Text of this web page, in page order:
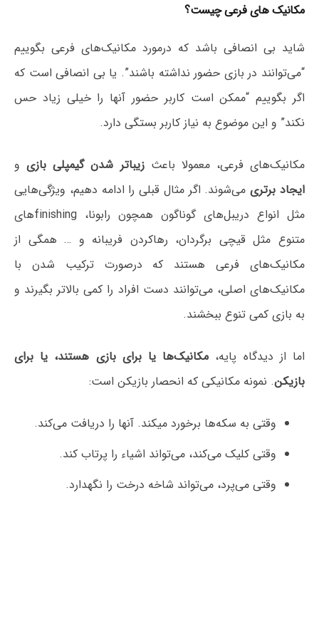
مکانیک های فرعی چیست؟
شاید بی انصافی باشد که درمورد مکانیک‌های فرعی بگوییم
“می‌توانند در بازی حضور نداشته باشند”. یا بی انصافی است که
اگر بگوییم “ممکن است کاربر حضور آنها را خیلی زیاد حس
نکند” و این موضوع به نیاز کاربر بستگی دارد.
مکانیک‌های فرعی، معمولا باعثزیباتر شدن گیمپلی بازیو
ایجاد برتریمی‌شوند. اگر مثال قبلی را ادامه دهیم، ویژگی‌هایی
مثل انواع دریبل‌های گوناگون همچون رابونا، finishingهای
متنوع مثل قیچی برگردان، رهاکردن فریبانه و … همگی از
مکانیک‌های فرعی هستند که درصورت ترکیب شدن با
مکانیک‌های اصلی، می‌توانند دست افراد را کمی بالاتر بگیرند و
به بازی کمی تنوع ببخشند.
اما از دیدگاه پایه، مکانیک‌ها یا برای بازی هستند، یا برای
بازیکن. نمونه مکانیکی که انحصار بازیکن است:
وقتی به سکه‌ها برخورد میکند. آنها را دریافت می‌کند.
وقتی کلیک می‌کند، می‌تواند اشیاء را پرتاب کند.
وقتی می‌پرد، می‌تواند شاخه درخت را نگهدارد.